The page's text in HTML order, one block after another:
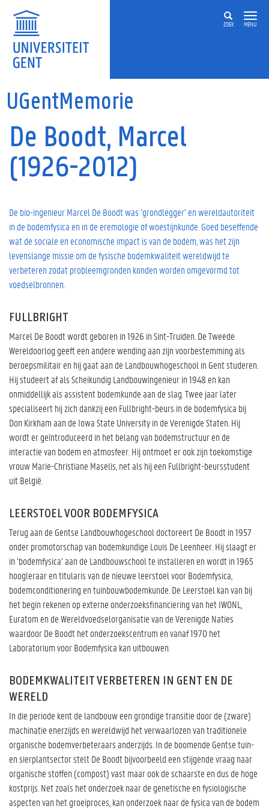
ZOEK MENU
UGentMemorie
De Boodt, Marcel
(1926-2012)
De bio-ingenieur Marcel De Boodt was ‘grondlegger’ en wereldautoriteit
in de bodemfysica en in de eremologie of woestijnkunde. Goed beseffende
wat de sociale en economische impact is van de bodem, was het zijn
levenslange missie om de fysische bodemkwaliteit wereldwijd te
verbeteren zodat probleemgronden konden worden omgevormd tot
voedselbronnen.
FULLBRIGHT
Marcel De Boodt wordt geboren in 1926 in Sint-Truiden. De Tweede
Wereldoorlog geeft een andere wending aan zijn voorbestemming als
beroepsmilitair en hij gaat aan de Landbouwhogeschool in Gent studeren.
Hij studeert af als Scheikundig Landbouwingenieur in 1948 en kan
onmiddellijk als assistent bodemkunde aan de slag. Twee jaar later
specialiseert hij zich dankzij een Fullbright-beurs in de bodemfysica bij
Don Kirkham aan de Iowa State University in de Verenigde Staten. Hij
wordt er geïntroduceerd in het belang van bodemstructuur en de
interactie van bodem en atmosfeer. Hij ontmoet er ook zijn toekomstige
vrouw Marie-Christiane Maselis, net als hij een Fullbright-beursstudent
uit België.
LEERSTOEL VOOR BODEMFYSICA
Terug aan de Gentse Landbouwhogeschool doctoreert De Boodt in 1957
onder promotorschap van bodemkundige Louis De Leenheer. Hij slaagt er
in ‘bodemfysica’ aan de Landbouwschool te installeren en wordt in 1965
hoogleraar en titularis van de nieuwe leerstoel voor Bodemfysica,
bodemconditionering en tuinbouwbodemkunde. De Leerstoel kan van bij
het begin rekenen op externe onderzoeksfinanciering van het IWONL,
Euratom en de Wereldvoedselorganisatie van de Verenigde Naties
waardoor De Boodt het onderzoekscentrum en vanaf 1970 het
Laboratorium voor Bodemfysica kan uitbouwen.
BODEMKWALITEIT VERBETEREN IN GENT EN DE
WERELD
In die periode kent de landbouw een grondige transitie door de (zware)
machinatie enerzijds en wereldwijd het verwaarlozen van traditionele
organische bodemverbeteraars anderzijds. In de boomende Gentse tuin-
en sierplantsector stelt De Boodt bijvoorbeeld een stijgende vraag naar
organische stoffen (compost) vast maar ook de schaarste en dus de hoge
kostprijs. Net zoals het onderzoek naar de genetische en fysiologische
aspecten van het groeiproces, kan onderzoek naar de fysica van de bodem